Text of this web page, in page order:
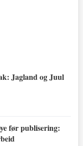
Jagland og Juul
før publisering: